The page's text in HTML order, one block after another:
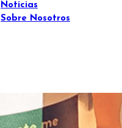
Noticias
Sobre Nosotros